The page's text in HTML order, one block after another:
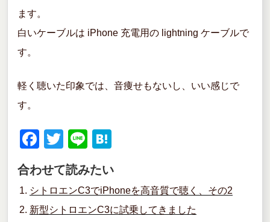
ます。
白いケーブルは iPhone 充電用の lightning ケーブルで
す。
軽く聴いた印象では、音痩せもないし、いい感じで
す。
F
c
e
b
T
wi
tt
er
Li
e
e
n
a
合わせて読みたい
シトロエンC3でiPhoneを高音質で聴く、その2
新型シトロエンC3に試乗してきました